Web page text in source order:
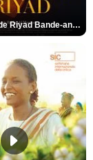
Les Silences de Riyad Bande-annonce VO STFR